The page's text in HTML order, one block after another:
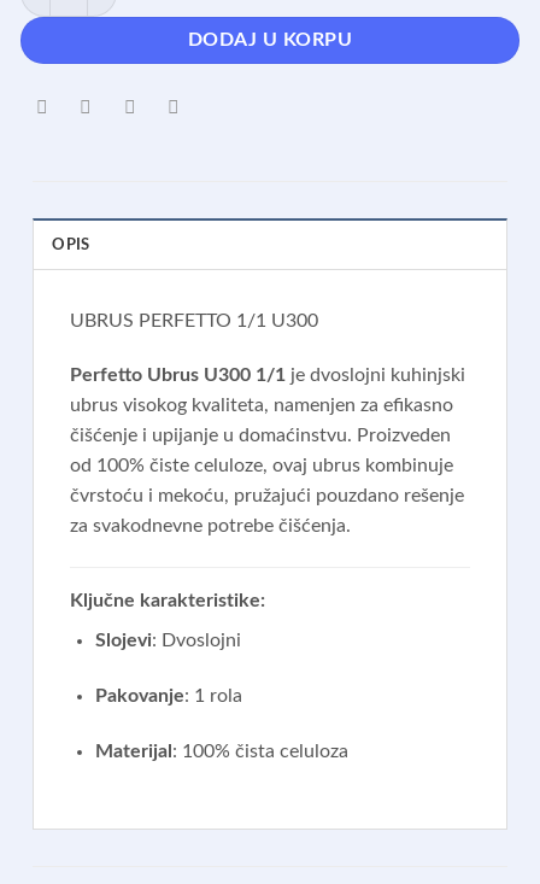
DODAJ U KORPU
OPIS
UBRUS PERFETTO 1/1 U300
Perfetto Ubrus U300 1/1 je dvoslojni kuhinjski
ubrus visokog kvaliteta, namenjen za efikasno
čišćenje i upijanje u domaćinstvu. Proizveden
od 100% čiste celuloze, ovaj ubrus kombinuje
čvrstoću i mekoću, pružajući pouzdano rešenje
za svakodnevne potrebe čišćenja.
Ključne karakteristike:
Slojevi: Dvoslojni
Pakovanje: 1 rola
Materijal : 100% čista celuloza